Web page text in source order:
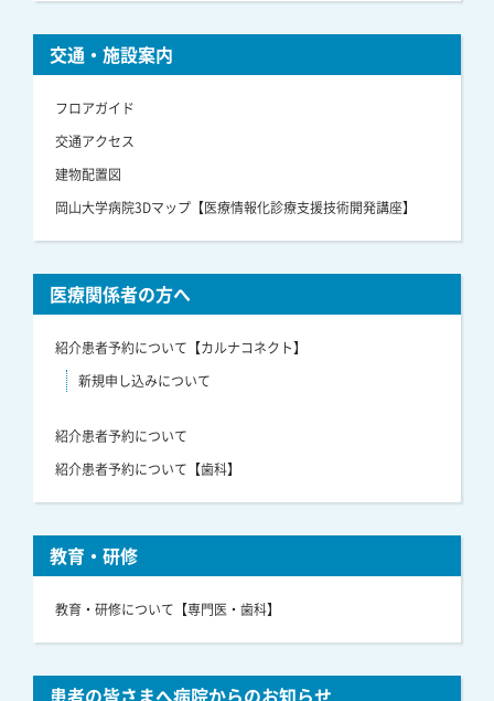
交通・施設案内
フロアガイド
交通アクセス
建物配置図
岡山大学病院3Dマップ【医療情報化診療支援技術開発講座】
医療関係者の方へ
紹介患者予約について【カルナコネクト】
新規申し込みについて
紹介患者予約について
紹介患者予約について【歯科】
教育・研修
教育・研修について【専門医・歯科】
患者の皆さまへ病院からのお知らせ